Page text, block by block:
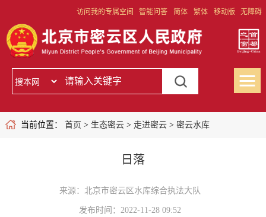
访问我的专属空间 智能问答 简体 繁体 移动版 无障碍
当前位置： 首页 > 生态密云> 走进密云> 密云水库
日落
来源：北京市密云区水库综合执法大队
发布时间：2022-11-28 09:52